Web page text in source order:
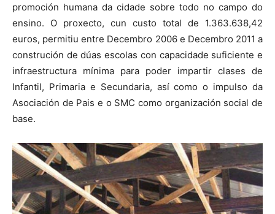
promoción humana da cidade sobre todo no campo do
ensino. O proxecto, cun custo total de 1.363.638,42
euros, permitiu entre Decembro 2006 e Decembro 2011 a
construción de dúas escolas con capacidade suficiente e
infraestructura mínima para poder impartir clases de
Infantil, Primaria e Secundaria, así como o impulso da
Asociación de Pais e o SMC como organización social de
base.